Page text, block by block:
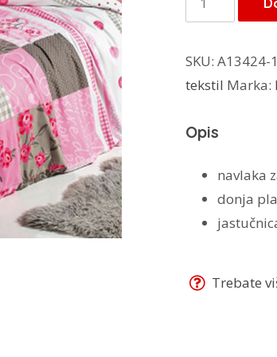
posteljina
Berry
količina
SKU: A13424-1
tekstil Marka:
Opis
navlaka
donja
Trebate